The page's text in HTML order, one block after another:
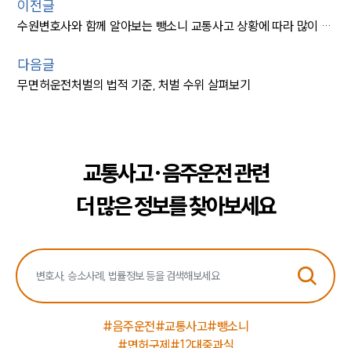
인재채용
만화로 보는 사례
이전글
수원변호사와 함께 알아보는 뺑소니 교통사고 상황에 따라 많이 하는 질문들은?
다음글
무면허운전처벌의 법적 기준, 처벌 수위 살펴보기
교통사고·음주운전 관련
더 많은 정보를 찾아보세요
#음주운전#교통사고#뺑소니
#면허구제#12대중과실